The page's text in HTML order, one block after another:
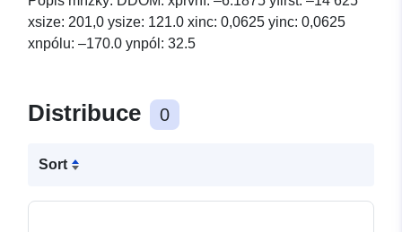
xsize: 201,0 ysize: 121.0 xinc: 0,0625 yinc: 0,0625
xnpólu: –170.0 ynpól: 32.5
Distribuce 0
Sort